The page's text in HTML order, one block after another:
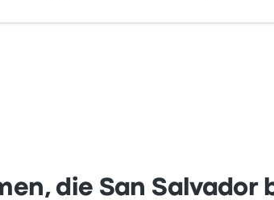
die San Salvador